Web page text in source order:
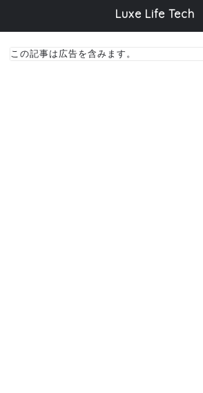
Luxe Life Tech
この記事は広告を含みます。